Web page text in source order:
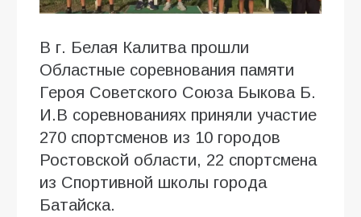
В г. Белая Калитва прошли
Областные соревнования памяти
Героя Советского Союза Быкова Б.
И.В соревнованиях приняли участие
270 спортсменов из 10 городов
Ростовской области, 22 спортсмена
из Спортивной школы города
Батайска.